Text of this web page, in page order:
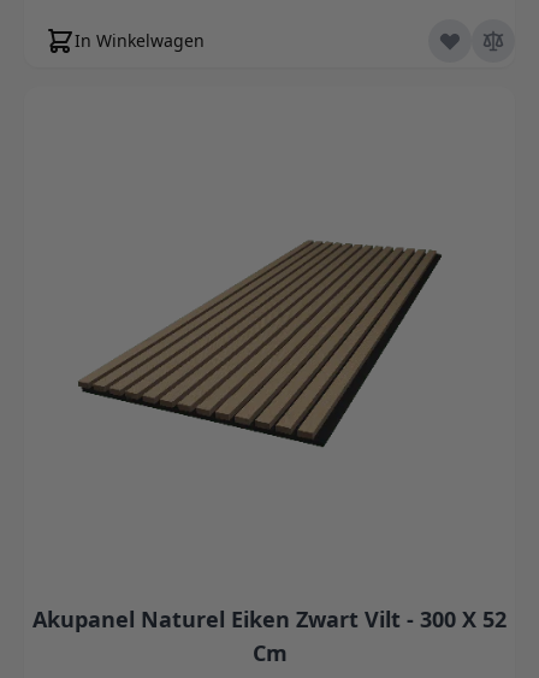
In Winkelwagen
Akupanel Naturel Eiken Zwart Vilt - 300 X 52
Cm